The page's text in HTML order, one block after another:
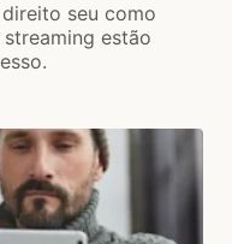
seu como
estão